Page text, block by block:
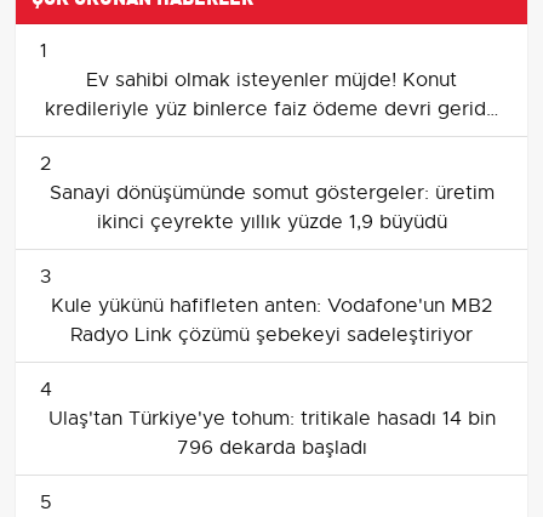
1
Ev sahibi olmak isteyenler müjde! Konut
kredileriyle yüz binlerce faiz ödeme devri geride
kalacak! Kredisiz faizsiz eviniz sizi bekliyor
2
Sanayi dönüşümünde somut göstergeler: üretim
ikinci çeyrekte yıllık yüzde 1,9 büyüdü
3
Kule yükünü hafifleten anten: Vodafone'un MB2
Radyo Link çözümü şebekeyi sadeleştiriyor
4
Ulaş'tan Türkiye'ye tohum: tritikale hasadı 14 bin
796 dekarda başladı
5